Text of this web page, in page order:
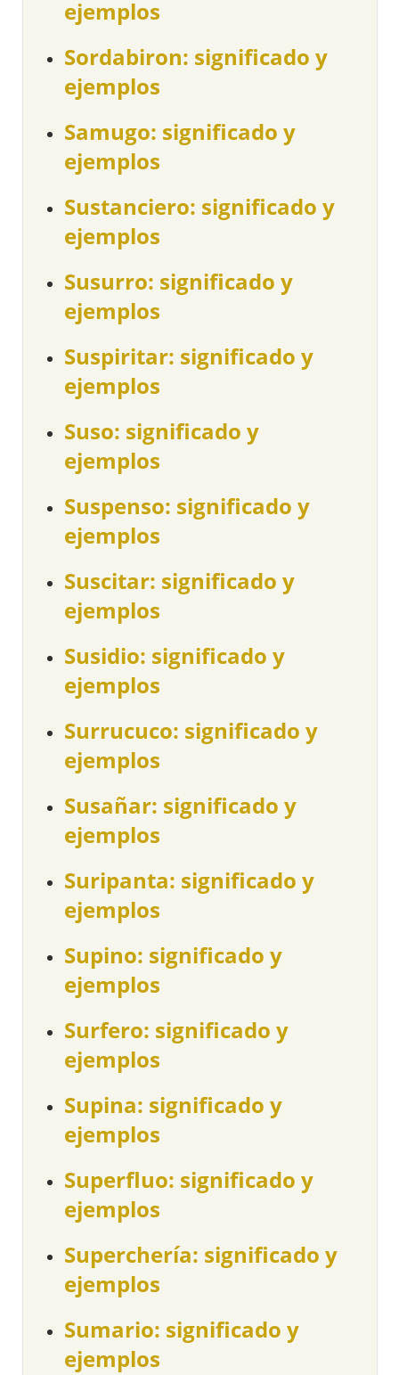
ejemplos
Sordabiron: significado y
ejemplos
Samugo: significado y
ejemplos
Sustanciero: significado y
ejemplos
Susurro: significado y
ejemplos
Suspiritar: significado y
ejemplos
Suso: significado y
ejemplos
Suspenso: significado y
ejemplos
Suscitar: significado y
ejemplos
Susidio: significado y
ejemplos
Surrucuco: significado y
ejemplos
Susañar: significado y
ejemplos
Suripanta: significado y
ejemplos
Supino: significado y
ejemplos
Surfero: significado y
ejemplos
Supina: significado y
ejemplos
Superfluo: significado y
ejemplos
Superchería: significado y
ejemplos
Sumario: significado y
ejemplos